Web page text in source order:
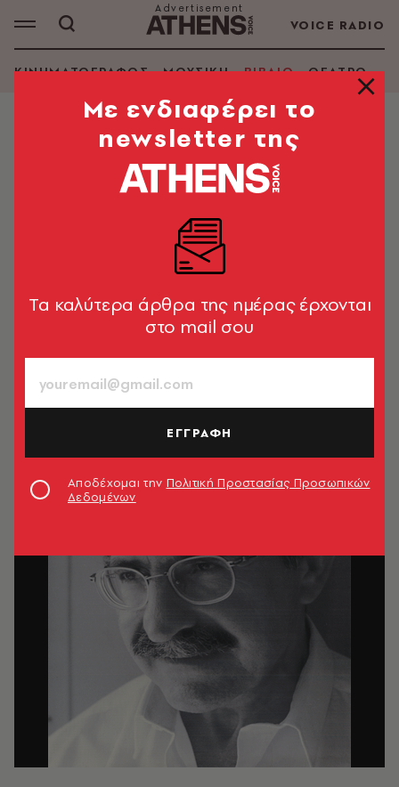
VOICE RADIO
ΚΙΝΗΜΑΤΟΓΡΑΦΟΣ ΜΟΥΣΙΚΗ ΒΙΒΛΙΟ ΘΕΑΤΡΟ -
Η Τρίτη εποχή της
παγκοσμιοποίησης
Στο «Λευκό κοτσύφι» ο Μίμης Ανδρουλάκης επιχειρεί
μέσα από την ιστορία και τις σκέψεις υπαρκτών
Αγγελική Μπιρμπίλη
261
11.01.2011, 16:02
Mε ενδιαφέρει το
newsletter της
Tα καλύτερα άρθρα της ημέρας έρχονται
στο mail σου
ΕΓΓΡΑΦΗ
Αποδέχομαι την Πολιτική Προστασίας Προσωπικών
Δεδομένων